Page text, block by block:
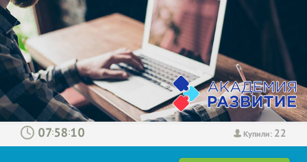
Купили: 22
: :